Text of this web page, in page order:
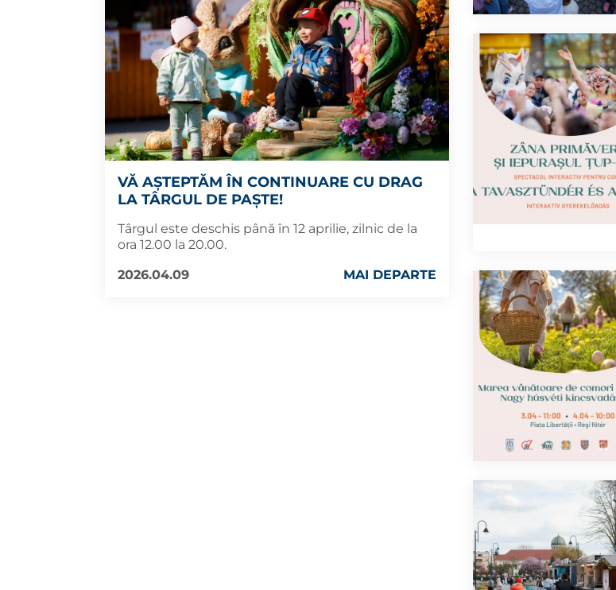
VĂ AȘTEPTĂM ÎN CONTINUARE CU DRAG
LA TÂRGUL DE PAȘTE!
Târgul este deschis până în 12 aprilie, zilnic de la
ora 12.00 la 20.00.
2026.04.09
MAI DEPARTE